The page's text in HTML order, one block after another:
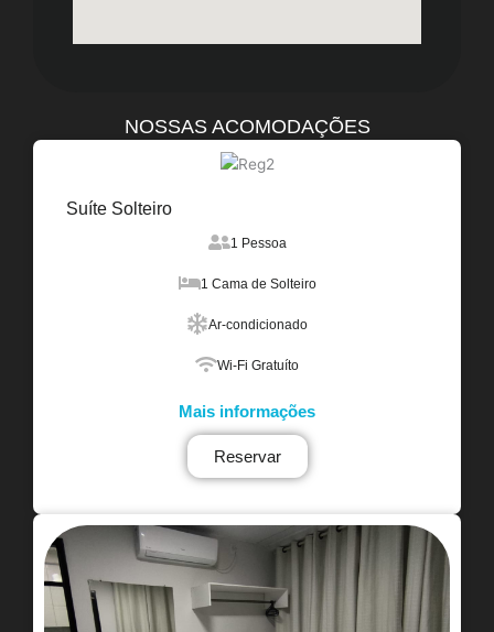
NOSSAS ACOMODAÇÕES
Suíte Solteiro
1 Pessoa
1 Cama de Solteiro
Ar-condicionado
Wi-Fi Gratuíto
Mais informações
Reservar